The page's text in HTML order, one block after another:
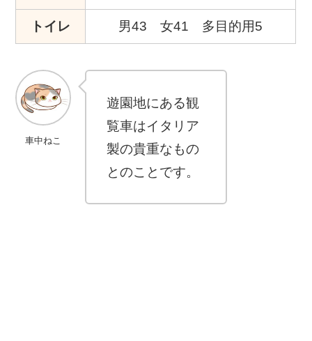
トイレ 男43 女41 多目的用5
車中ねこ
遊園地にある観
覧車はイタリア
製の貴重なもの
とのことです。